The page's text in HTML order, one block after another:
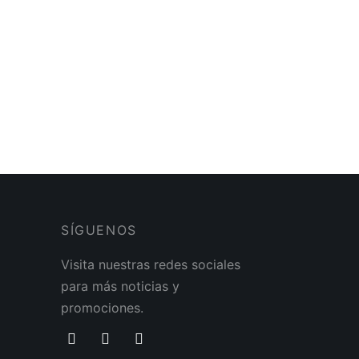
SÍGUENOS
Visita nuestras redes sociales
para más noticias y
promociones.